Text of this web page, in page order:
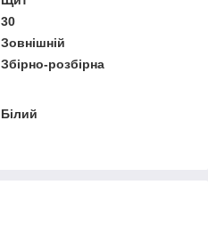
30
Зовнішній
Збірно-розбірна
Білий